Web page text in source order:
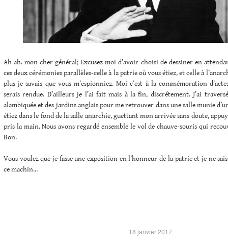
Ah ah. mon cher général; Excusez moi d’avoir choisi de dessiner en
ces deux cérémonies parallèles-celle à la patrie où vous étiez, et celle à
plus je savais que vous m’espionniez. Moi c’est à la commémoration
serais rendue. D’ailleurs je l’ai fait mais à la fin, discrétement. J’ai
alambiquée et des jardins anglais pour me retrouver dans une salle munie
étiez dans le fond de la salle anarchie, guettant mon arrivée sans doute,
pris la main. Nous avons regardé ensemble le vol de chauve-souris qui
Bon.
Vous voulez que je fasse une exposition en l’honneur de la patrie et je ne
ce machin…
18 janvier 2017